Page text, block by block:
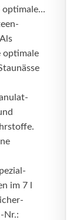
optimale
im 7 l
Nr.: